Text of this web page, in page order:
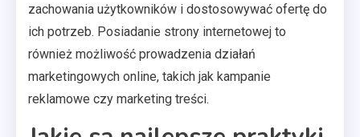
zachowania użytkowników i dostosowywać ofertę do
ich potrzeb. Posiadanie strony internetowej to
również możliwość prowadzenia działań
marketingowych online, takich jak kampanie
reklamowe czy marketing treści.